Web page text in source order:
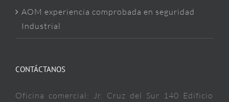
AOM experiencia comprobada en seguridad
Industrial
CONTÁCTANOS
Oficina comercial: Jr. Cruz del Sur 140 Edificio